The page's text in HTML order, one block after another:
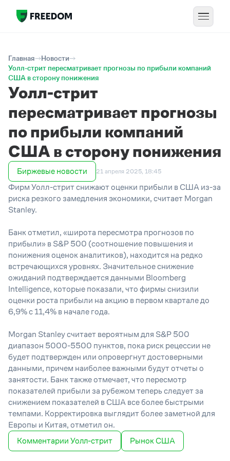
Главная
Новости
Уолл-стрит пересматривает прогнозы по прибыли компаний
США в сторону понижения
Уолл-стрит
пересматривает прогнозы
по прибыли компаний
США в сторону понижения
Биржевые новости 21 апреля 2025, 18:45
Фирм Уолл-стрит снижают оценки прибыли в США из-за
риска резкого замедления экономики, считает Morgan
Stanley.
Банк отметил, «широта пересмотра прогнозов по
прибыли» в S&P 500 (соотношение повышения и
понижения оценок аналитиков), находится на редко
встречающихся уровнях. Значительное снижение
ожиданий подтверждается данными Bloomberg
Intelligence, которые показали, что фирмы снизили
оценки роста прибыли на акцию в первом квартале до
6,9% с 11,4% в начале года.
Morgan Stanley считает вероятным для S&P 500
диапазон 5000-5500 пунктов, пока риск рецессии не
будет подтвержден или опровергнут достоверными
данными, причем наиболее важными будут отчеты о
занятости. Банк также отмечает, что пересмотр
показателей прибыли за рубежом теперь следует за
снижением показателей в США все более быстрыми
темпами. Корректировка выглядит более заметной для
Европы и Китая, отметил он.
Комментарии Уолл-стрит
Рынок США